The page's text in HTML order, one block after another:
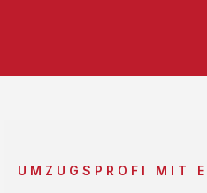
UMZUGSPROFI MIT